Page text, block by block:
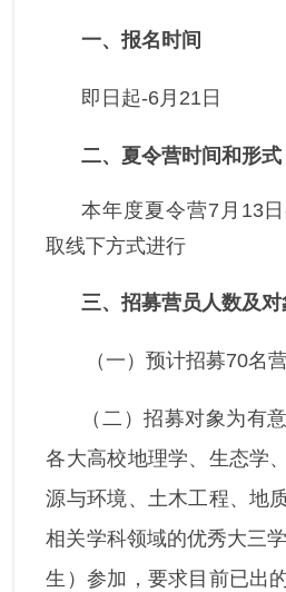
一、报名时间
即日起-6月21日
二、夏令营时间和形式
本年度夏令营7月13
取线下方式进行
三、招募营员人数及对
（一）预计招募70名营
（二）招募对象为有
各大高校地理学、生态学
源与环境、土木工程、地
相关学科领域的优秀大三
生）参加，要求目前已出